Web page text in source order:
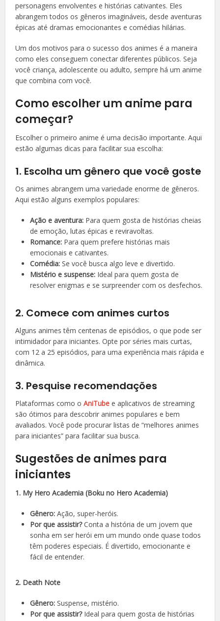
personagens envolventes e histórias cativantes. Eles
abrangem todos os gêneros imagináveis, desde aventuras
épicas até dramas emocionantes e comédias hilárias.
Um dos motivos para o sucesso dos animes é a maneira
como eles conseguem conectar diferentes públicos. Seja
você criança, adolescente ou adulto, sempre há um anime
que combina com você.
Como escolher um anime para
começar?
Escolher o primeiro anime é uma decisão importante. Aqui
estão algumas dicas para facilitar sua escolha:
1. Escolha um gênero que você goste
Os animes abrangem uma variedade enorme de gêneros.
Aqui estão alguns exemplos populares:
Ação e aventura: Para quem gosta de histórias cheias
de emoção, lutas épicas e reviravoltas.
Romance: Para quem prefere histórias mais
emocionais e cativantes.
Comédia: Se você busca algo leve e divertido.
Mistério e suspense: Ideal para quem gosta de
resolver enigmas e se surpreender com os desfechos.
2. Comece com animes curtos
Alguns animes têm centenas de episódios, o que pode ser
intimidador para iniciantes. Opte por séries mais curtas,
com 12 a 25 episódios, para uma experiência mais rápida e
dinâmica.
3. Pesquise recomendações
Plataformas como oAniTube e aplicativos de streaming
são ótimos para descobrir animes populares e bem
avaliados. Você pode procurar listas de “melhores animes
para iniciantes” para facilitar sua busca.
Sugestões de animes para
iniciantes
1. My Hero Academia (Boku no Hero Academia)
Gênero: Ação, super-heróis.
Por que assistir?Conta a história de um jovem que
sonha em ser herói em um mundo onde quase todos
têm poderes especiais. É divertido, emocionante e
fácil de entender.
2. Death Note
Gênero: Suspense, mistério.
Por que assistir?Ideal para quem gosta de histórias